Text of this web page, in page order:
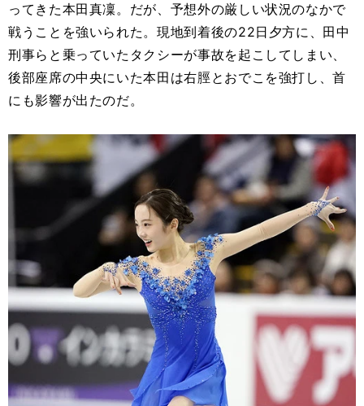
ってきた本田真凜。だが、予想外の厳しい状況のなかで
戦うことを強いられた。現地到着後の22日夕方に、田中
刑事らと乗っていたタクシーが事故を起こしてしまい、
後部座席の中央にいた本田は右脛とおでこを強打し、首
にも影響が出たのだ。